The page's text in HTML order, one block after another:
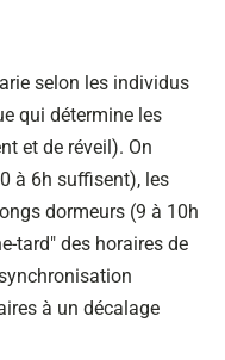
selon les individus
qui détermine les
et de réveil). On
à 6h suffisent), les
dormeurs (9 à 10h
tard" des horaires de
à un décalage